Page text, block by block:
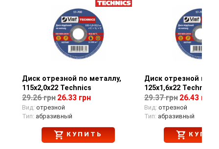
Просмотр товара
Диск отрезной по металлу,
115х2,0х22 Technics
29.26 грн 26.33 грн
Вид: отрезной
Тип: абразивный
КУПИТЬ
Просмотр
Диск отрезной по
125х1,6х22 Technics
29.37 грн 26.43 грн
Вид: отрезной
Тип: абразивный